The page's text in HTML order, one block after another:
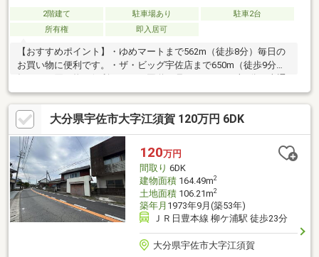
2階建て 駐車場あり
駐車2台
所有権
即入居可
【おすすめポイント】・ゆめマートまで562m（徒歩8分）毎日の
お買い物に便利です。・ザ・ビッグ宇佐店まで650m（徒歩9分）
毎日のお買い物に便利です。・国道10号まで200m（車1分）車通
勤に便利。・田園風景の広がり、自然に囲まれたのどかな立地。
【周辺施設】・駅館小学校まで1662m（徒歩21分）・駅川中学校
まで1346m（徒歩17分）・MrMax宇佐店まで689m（徒歩9分）・
ヤマザキショップささきまで1154m（徒歩15分）・セブンイレブ
ン宇佐別府店まで1396m（徒歩18分）・佐藤第一病院まで
922m（徒歩12分）
大分県宇佐市大字江須賀 120万円 6DK
120万円
間取り 6DK
建物面積164.49m2
土地面積106.21m2
築年月 1973年9月(築53年)
ＪＲ日豊本線 柳ケ浦駅 徒歩23分
大分県宇佐市大字江須賀